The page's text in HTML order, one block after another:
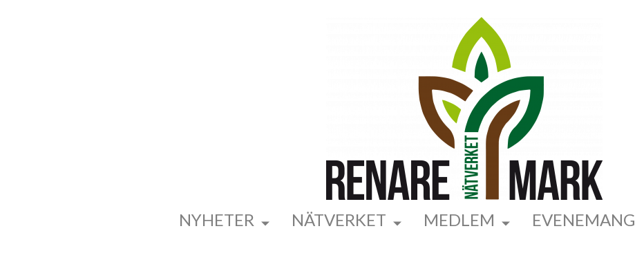
NYHETER NÄTVERKET MEDLEM EVENEMANG